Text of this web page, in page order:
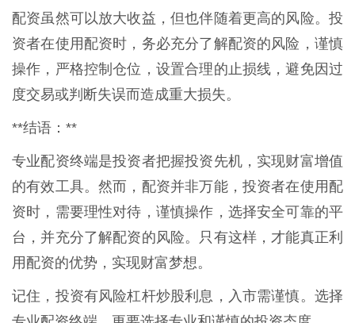
配资虽然可以放大收益，但也伴随着更高的风险。投
资者在使用配资时，务必充分了解配资的风险，谨慎
操作，严格控制仓位，设置合理的止损线，避免因过
度交易或判断失误而造成重大损失。
**结语：**
专业配资终端是投资者把握投资先机，实现财富增值
的有效工具。然而，配资并非万能，投资者在使用配
资时，需要理性对待，谨慎操作，选择安全可靠的平
台，并充分了解配资的风险。只有这样，才能真正利
用配资的优势，实现财富梦想。
记住，投资有风险杠杆炒股利息，入市需谨慎。选择